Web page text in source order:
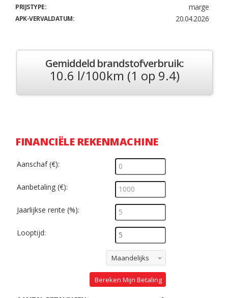
PRIJSTYPE:
marge
APK-VERVALDATUM: 20.04.2026
Gemiddeld brandstofverbruik:
10.6 l/100km (1 op 9.4)
FINANCIËLE REKENMACHINE
Aanschaf (€):
Aanbetaling (€):
Jaarlijkse rente (%):
Looptijd:
Maandelijks
Bereken Mijn Betaling